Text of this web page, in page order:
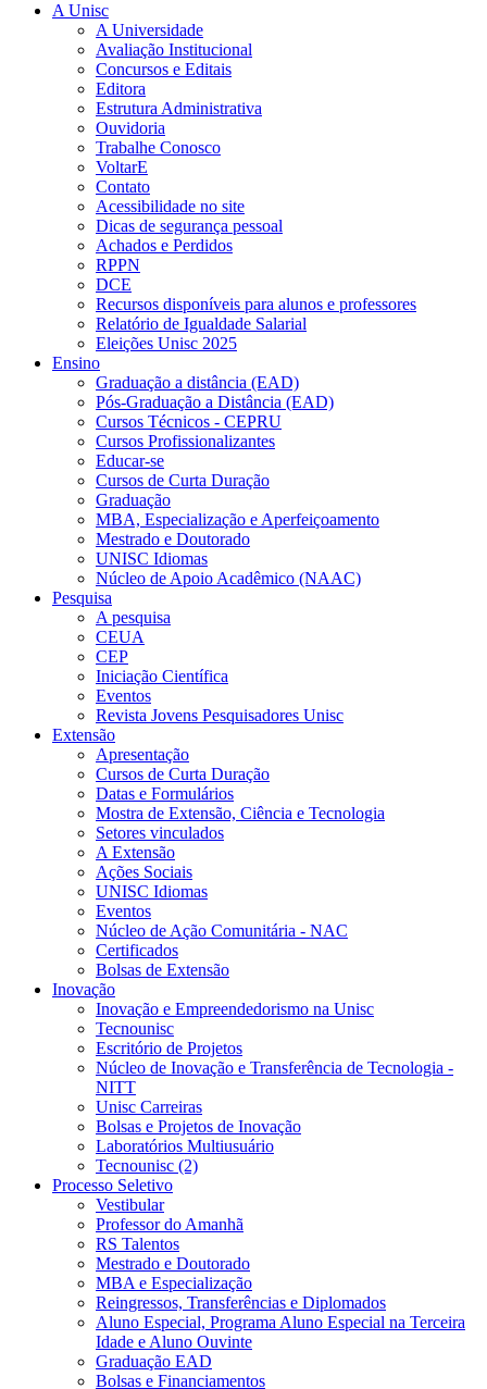
A Unisc
A Universidade
Avaliação Institucional
Concursos e Editais
Editora
Estrutura Administrativa
Ouvidoria
Trabalhe Conosco
VoltarE
Contato
Acessibilidade no site
Dicas de segurança pessoal
Achados e Perdidos
RPPN
DCE
Recursos disponíveis para alunos e professores
Relatório de Igualdade Salarial
Eleições Unisc 2025
Ensino
Graduação a distância (EAD)
Pós-Graduação a Distância (EAD)
Cursos Técnicos - CEPRU
Cursos Profissionalizantes
Educar-se
Cursos de Curta Duração
Graduação
MBA, Especialização e Aperfeiçoamento
Mestrado e Doutorado
UNISC Idiomas
Núcleo de Apoio Acadêmico (NAAC)
Pesquisa
A pesquisa
CEUA
CEP
Iniciação Científica
Eventos
Revista Jovens Pesquisadores Unisc
Extensão
Apresentação
Cursos de Curta Duração
Datas e Formulários
Mostra de Extensão, Ciência e Tecnologia
Setores vinculados
A Extensão
Ações Sociais
UNISC Idiomas
Eventos
Núcleo de Ação Comunitária - NAC
Certificados
Bolsas de Extensão
Inovação
Inovação e Empreendedorismo na Unisc
Tecnounisc
Escritório de Projetos
Núcleo de Inovação e Transferência de Tecnologia -
NITT
Unisc Carreiras
Bolsas e Projetos de Inovação
Laboratórios Multiusuário
Tecnounisc (2)
Processo Seletivo
Vestibular
Professor do Amanhã
RS Talentos
Mestrado e Doutorado
MBA e Especialização
Reingressos, Transferências e Diplomados
Aluno Especial, Programa Aluno Especial na Terceira
Idade e Aluno Ouvinte
Graduação EAD
Bolsas e Financiamentos